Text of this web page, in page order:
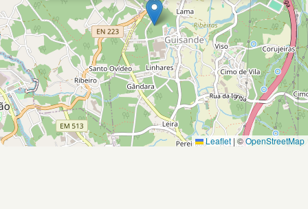
Leaflet | ©OpenStreetMap